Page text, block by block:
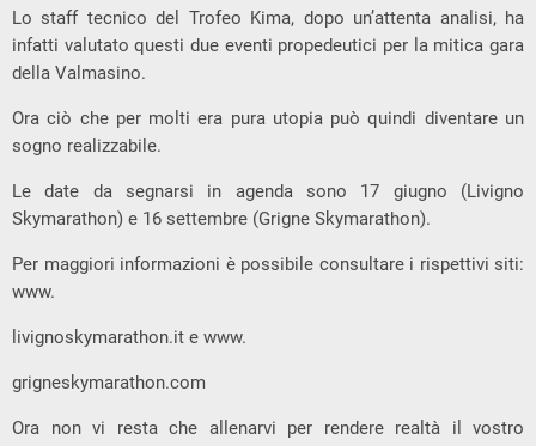
Lo staff tecnico del Trofeo Kima, dopo un’attenta analisi, ha
infatti valutato questi due eventi propedeutici per la mitica gara
della Valmasino.
Ora ciò che per molti era pura utopia può quindi diventare un
sogno realizzabile.
Le date da segnarsi in agenda sono 17 giugno (Livigno
Skymarathon) e 16 settembre (Grigne Skymarathon).
Per maggiori informazioni è possibile consultare i rispettivi siti:
www.
livignoskymarathon.it e www.
grigneskymarathon.com
Ora non vi resta che allenarvi per rendere realtà il vostro